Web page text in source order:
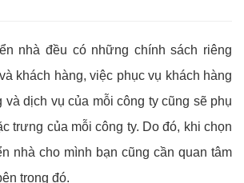
nhà đều có những chính sách riêng
khách hàng, việc phục vụ khách hàng
và dịch vụ của mỗi công ty cũng sẽ phụ
trưng của mỗi công ty. Do đó, khi chọn
nhà cho mình bạn cũng cần quan tâm
trong đó.